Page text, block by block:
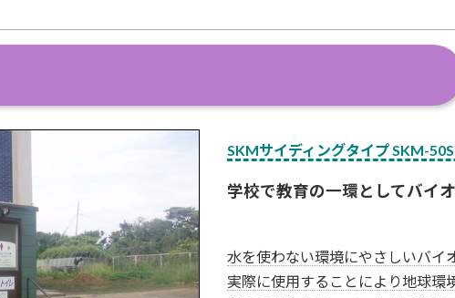
SKMサイディングタイプ SKM-
学校で教育の一環としてバイ
水を使わない環境にやさしいバイ
実際に使用することにより地球環